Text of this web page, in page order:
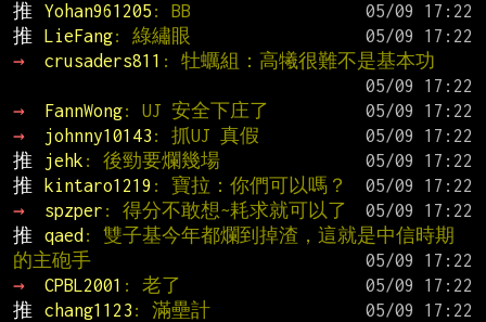
推
Yohan961205 : BB
推
LieFang: 綠繡眼
→
crusaders811 : 牡蠣組：高犧很難不是基本功
→
FannWong: UJ 安全下庄了
→
johnny10143 : 抓UJ 真假
推
jehk : 後勁要爛幾場
推
kintaro1219 : 寶拉：你們可以嗎？
→
spzper : 得分不敢想~耗求就可以了
推
qaed : 雙子基今年都爛到掉渣，這就是中信時期
的主砲手
→
CPBL2001 : 老了
推
chang1123 : 滿壘計